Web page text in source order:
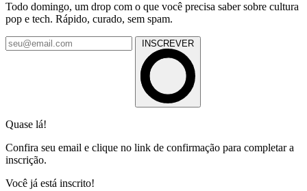
Todo domingo, um drop com o que você precisa saber sobre cultura
pop e tech. Rápido, curado, sem spam.
INSCREVER
Quase lá!
Confira seu email e clique no link de confirmação para completar a
inscrição.
Você já está inscrito!